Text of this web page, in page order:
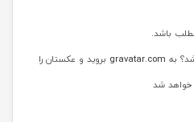
باشد.
به gravatar.com بروید و عکستان را
خواهد شد